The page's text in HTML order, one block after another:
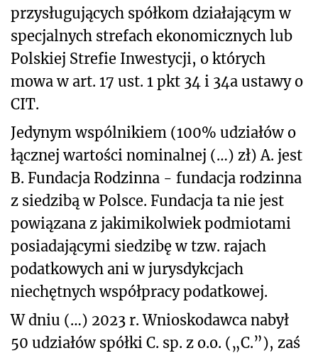
przysługujących spółkom działającym w
specjalnych strefach ekonomicznych lub
Polskiej Strefie Inwestycji, o których
mowa w art. 17 ust. 1 pkt 34 i 34a ustawy o
CIT.
Jedynym wspólnikiem (100% udziałów o
łącznej wartości nominalnej (…) zł) A. jest
B. Fundacja Rodzinna - fundacja rodzinna
z siedzibą w Polsce. Fundacja ta nie jest
powiązana z jakimikolwiek podmiotami
posiadającymi siedzibę w tzw. rajach
podatkowych ani w jurysdykcjach
niechętnych współpracy podatkowej.
W dniu (…) 2023 r. Wnioskodawca nabył
50 udziałów spółki C. sp. z o.o. („C.”), zaś